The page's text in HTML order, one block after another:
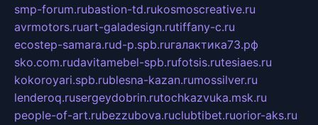
smp-forum.rubastion-td.rukosmoscreative.ru
avrmotors.ruart-galadesign.rutiffany-c.ru
ecostep-samara.rud-p.spb.ruгалактика73.рф
sko.com.rudavitamebel-spb.rufotsis.rutesiaes.ru
kokoroyari.spb.rublesna-kazan.rumossilver.ru
lenderoq.rusergeydobrin.rutochkazvuka.msk.ru
people-of-art.rubezzubova.ruclubtibet.ruorior-aks.ru